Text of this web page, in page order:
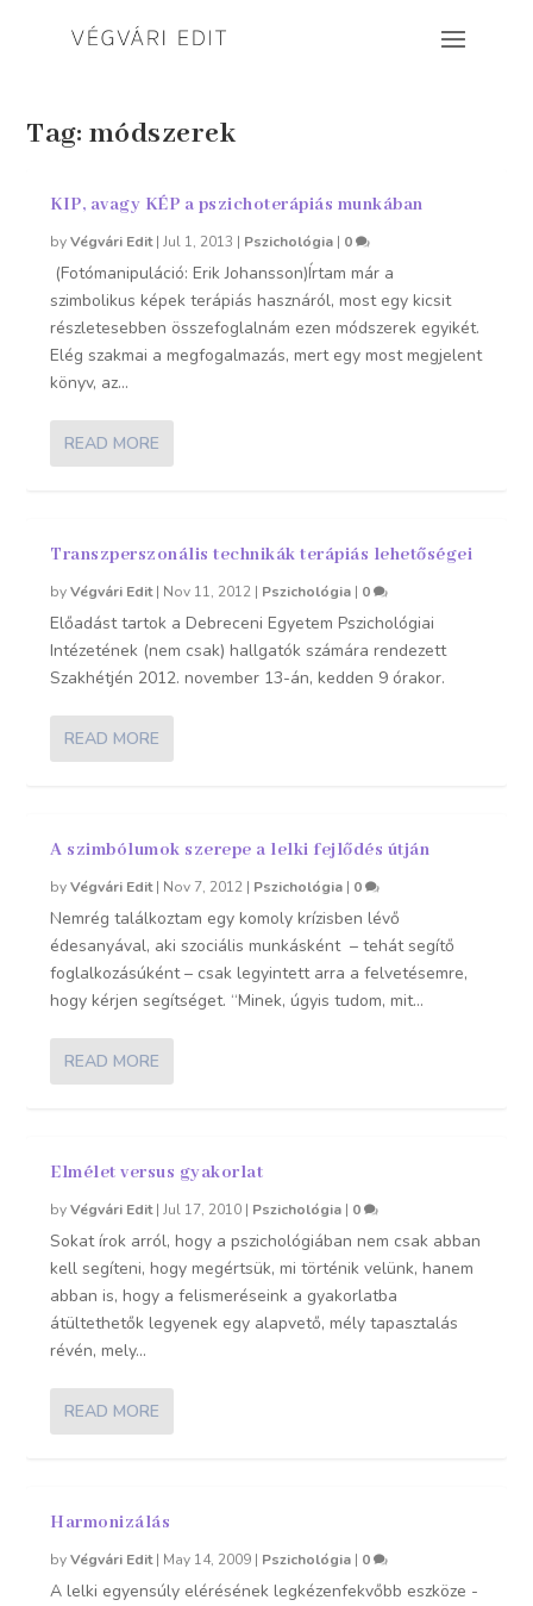
Tag: módszerek
KIP, avagy KÉP a pszichoterápiás munkában
byVégvári Edit|Jul 1, 2013 | Pszichológia | 0
(Fotómanipuláció: Erik Johansson)Írtam már a
szimbolikus képek terápiás hasznáról, most egy kicsit
részletesebben összefoglalnám ezen módszerek egyikét.
Elég szakmai a megfogalmazás, mert egy most megjelent
könyv, az...
READ MORE
Transzperszonális technikák terápiás lehetőségei
byVégvári Edit| Nov 11, 2012 | Pszichológia | 0
Előadást tartok a Debreceni Egyetem Pszichológiai
Intézetének (nem csak) hallgatók számára rendezett
Szakhétjén 2012. november 13-án, kedden 9 órakor.
READ MORE
A szimbólumok szerepe a lelki fejlődés útján
byVégvári Edit| Nov 7, 2012 | Pszichológia | 0
Nemrég találkoztam egy komoly krízisben lévő
édesanyával, aki szociális munkásként – tehát segítő
foglalkozásúként – csak legyintett arra a felvetésemre,
hogy kérjen segítséget. “Minek, úgyis tudom, mit...
READ MORE
Elmélet versus gyakorlat
byVégvári Edit|Jul 17, 2010 | Pszichológia | 0
Sokat írok arról, hogy a pszichológiában nem csak abban
kell segíteni, hogy megértsük, mi történik velünk, hanem
abban is, hogy a felismeréseink a gyakorlatba
átültethetők legyenek egy alapvető, mély tapasztalás
révén, mely...
READ MORE
Harmonizálás
byVégvári Edit| May 14, 2009 | Pszichológia | 0
A lelki egyensúly elérésének legkézenfekvőbb eszköze -